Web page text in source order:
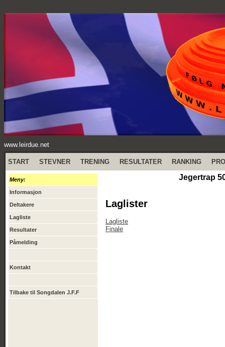
www.leirdue.net
START STEVNER TRENING RESULTATER RANKING
Meny:
Informasjon
Deltakere
Lagliste
Resultater
Påmelding
Kontakt
Tilbake til Songdalen J.F.F
Jegertrap
Laglister
Lagliste
Finale